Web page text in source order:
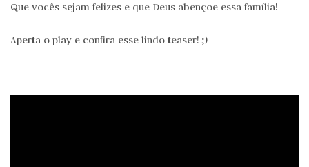
Que vocês sejam felizes e que Deus abençoe essa família!
Aperta o play e confira esse lindo teaser! ;)